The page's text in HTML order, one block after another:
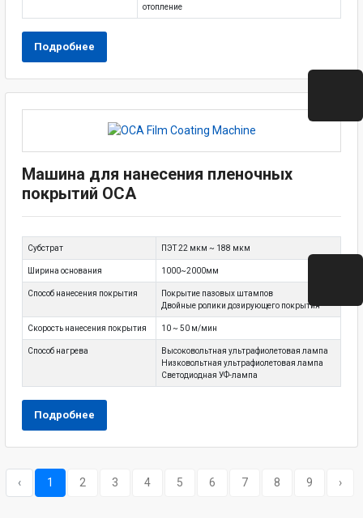
отопление
Подробнее
Машина для нанесения пленочных
покрытий OCA
Субстрат ПЭТ 22 мкм ~ 188 мкм
Ширина основания 1000~2000мм
Способ нанесения покрытия
Покрытие пазовых штампов
Двойные ролики дозирующего покрытия
Скорость нанесения покрытия 10 ~ 50 м/мин
Способ нагрева
Высоковольтная ультрафиолетовая лампа
Низковольтная ультрафиолетовая лампа
Светодиодная УФ-лампа
Подробнее
‹ 1 2 3 4 5 6 7 8 9 ›